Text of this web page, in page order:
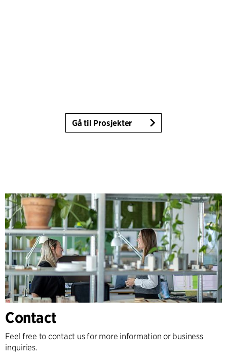
Gå til Prosjekter
Contact
Feel free to contact us for more information or business
inquiries.